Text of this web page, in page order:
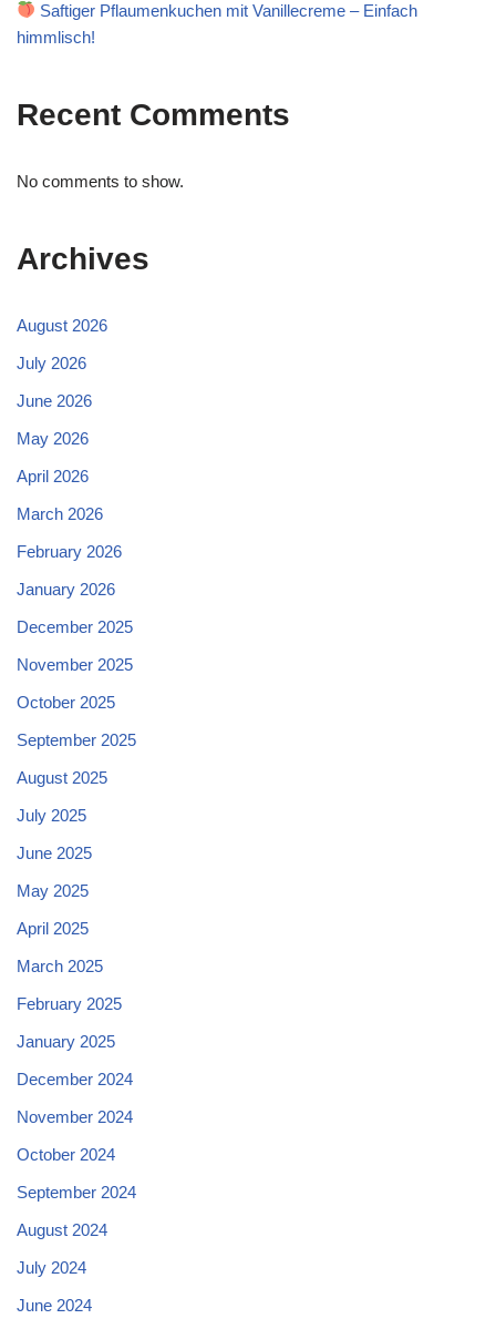
Saftiger Pflaumenkuchen mit Vanillecreme – Einfach
himmlisch!
Recent Comments
No comments to show.
Archives
August 2026
July 2026
June 2026
May 2026
April 2026
March 2026
February 2026
January 2026
December 2025
November 2025
October 2025
September 2025
August 2025
July 2025
June 2025
May 2025
April 2025
March 2025
February 2025
January 2025
December 2024
November 2024
October 2024
September 2024
August 2024
July 2024
June 2024